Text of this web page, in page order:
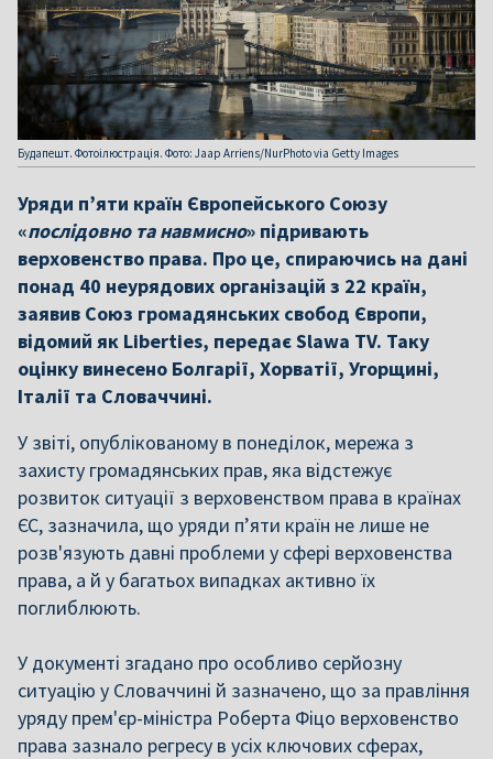
Будапешт. Фотоілюстрація. Фото: Jaap Arriens/NurPhoto via Getty Images
Уряди п’яти країн Європейського Союзу
«послідовно та навмисно» підривають
верховенство права. Про це, спираючись на дані
понад 40 неурядових організацій з 22 країн,
заявив Союз громадянських свобод Європи,
відомий як Liberties, передає Slawa TV. Таку
оцінку винесено Болгарії, Хорватії, Угорщині,
Італії та Словаччині.
У звіті, опублікованому в понеділок, мережа з
захисту громадянських прав, яка відстежує
розвиток ситуації з верховенством права в країнах
ЄС, зазначила, що уряди п’яти країн не лише не
розв'язують давні проблеми у сфері верховенства
права, а й у багатьох випадках активно їх
поглиблюють.
У документі згадано про особливо серйозну
ситуацію у Словаччині й зазначено, що за правління
уряду прем'єр-міністра Роберта Фіцо верховенство
права зазнало регресу в усіх ключових сферах,